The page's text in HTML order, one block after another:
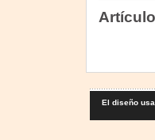
El diseño